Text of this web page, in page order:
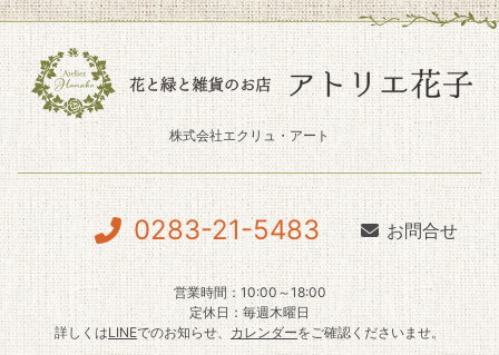
株式会社エクリュ・アート
0283-21-5483 お問合せ
営業時間：10:00～18:00
定休日：毎週木曜日
詳しくはLINEでのお知らせ、カレンダーをご確認くださいませ。